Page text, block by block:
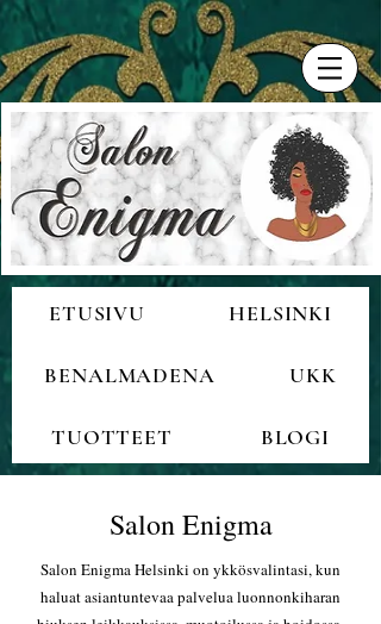
ETUSIVU HELSINKI
BENALMADENA UKK
TUOTTEET BLOGI
Salon Enigma
Salon Enigma Helsinki on ykkösvalintasi, kun
haluat asiantuntevaa palvelua luonnonkiharan